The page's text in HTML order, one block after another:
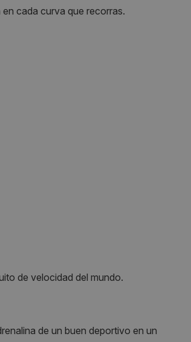
cada curva que recorras.
de velocidad del mundo.
de un buen deportivo en un